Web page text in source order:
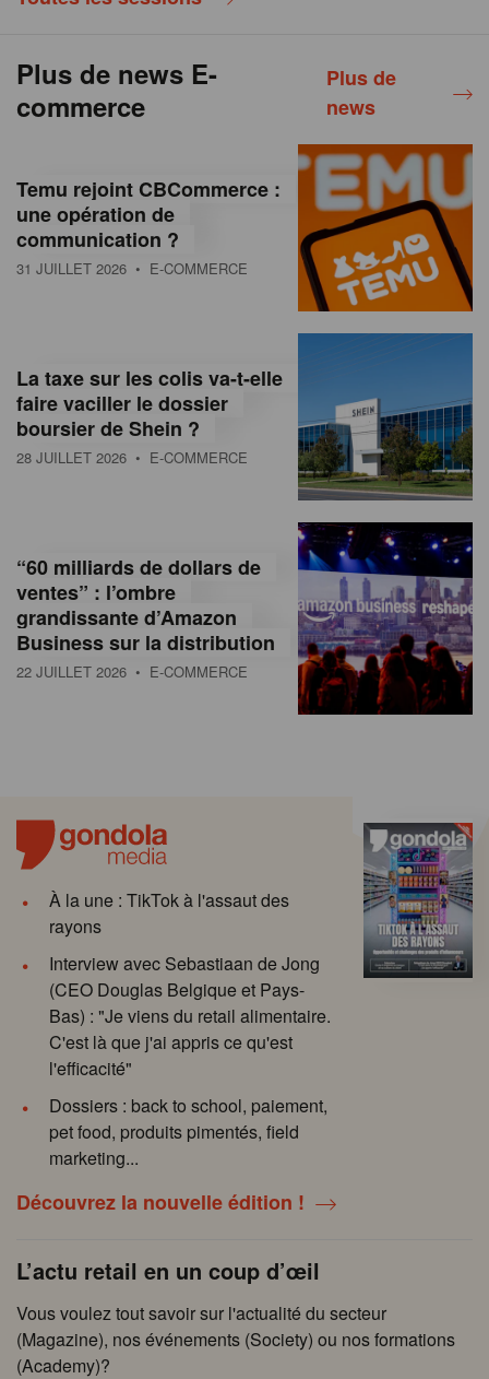
Plus de news E-
commerce
Plus de
news
Temu rejoint CBCommerce :
une opération de
communication ?
31 JUILLET 2026 • E-COMMERCE
La taxe sur les colis va-t-elle
faire vaciller le dossier
boursier de Shein ?
28 JUILLET 2026 • E-COMMERCE
“60 milliards de dollars de
ventes” : l’ombre
grandissante d’Amazon
Business sur la distribution
22 JUILLET 2026 • E-COMMERCE
À la une : TikTok à l'assaut des
rayons
Interview avec Sebastiaan de Jong
(CEO Douglas Belgique et Pays-
Bas) : "Je viens du retail alimentaire.
C'est là que j'ai appris ce qu'est
l'efficacité"
Dossiers : back to school, paiement,
pet food, produits pimentés, field
marketing...
Découvrez la nouvelle édition !
L’actu retail en un coup d’œil
Vous voulez tout savoir sur l'actualité du secteur
(Magazine), nos événements (Society) ou nos formations
(Academy)?